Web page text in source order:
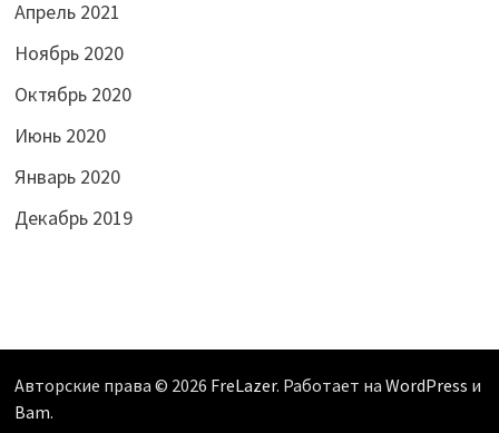
Апрель 2021
Ноябрь 2020
Октябрь 2020
Июнь 2020
Январь 2020
Декабрь 2019
Авторские права © 2026 FreLazer. Работает на WordPress и
Bam.